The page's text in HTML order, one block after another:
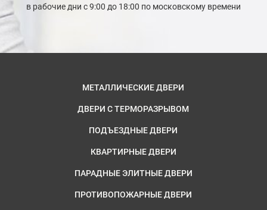
в рабочие дни с 9:00 до 18:00 по московскому времени
МЕТАЛЛИЧЕСКИЕ ДВЕРИ
ДВЕРИ С ТЕРМОРАЗРЫВОМ
ПОДЪЕЗДНЫЕ ДВЕРИ
КВАРТИРНЫЕ ДВЕРИ
ПАРАДНЫЕ ЭЛИТНЫЕ ДВЕРИ
ПРОТИВОПОЖАРНЫЕ ДВЕРИ